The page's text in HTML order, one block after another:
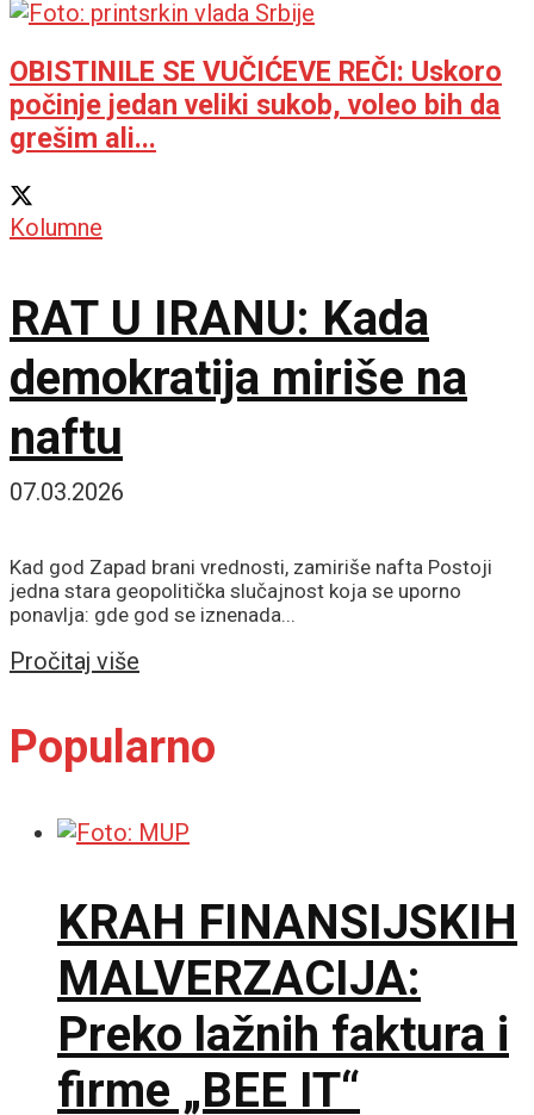
OBISTINILE SE VUČIĆEVE REČI: Uskoro
počinje jedan veliki sukob, voleo bih da
grešim ali...
Kolumne
RAT U IRANU: Kada
demokratija miriše na
naftu
07.03.2026
Kad god Zapad brani vrednosti, zamiriše nafta Postoji
jedna stara geopolitička slučajnost koja se uporno
ponavlja: gde god se iznenada...
Pročitaj više
Popularno
KRAH FINANSIJSKIH
MALVERZACIJA:
Preko lažnih faktura i
firme „BEE IT“